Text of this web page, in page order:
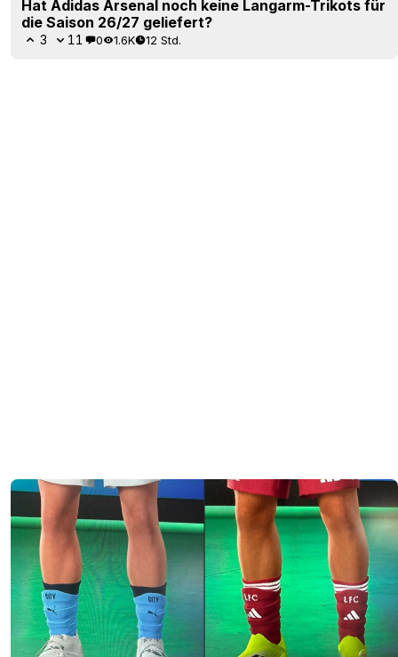
Hat Adidas Arsenal noch keine Langarm-Trikots für
die Saison 26/27 geliefert?
3 11 0 1.6K 12 Std.